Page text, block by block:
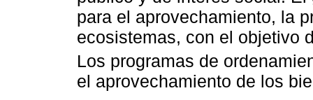
para el aprovechamiento, la
ecosistemas, con el objetivo
Los programas de
el aprovechamiento de los